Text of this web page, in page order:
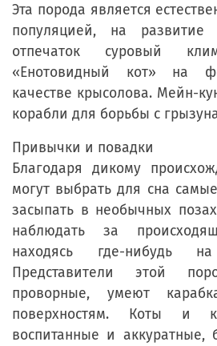
Эта порода является
популяцией, на развитие
отпечаток суровый
«Енотовидный кот» на
качестве крысолова. Мейн-
корабли для борьбы с
Привычки и повадки
Благодаря дикому
могут выбрать для сна
засыпать в необычных
наблюдать за
находясь где-нибудь
Представители этой
проворные, умеют
поверхностям. Коты и
воспитанные и аккуратные,